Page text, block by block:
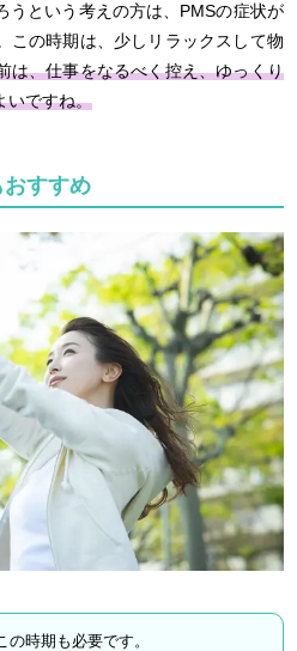
うという考えの方は、PMSの症状が
この時期は、少しリラックスして物
は、仕事をなるべく控え、ゆっくり
いですね。
すすめ
の時期も必要です。